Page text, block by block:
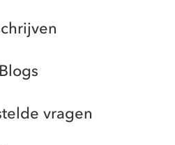
Blogs
vragen